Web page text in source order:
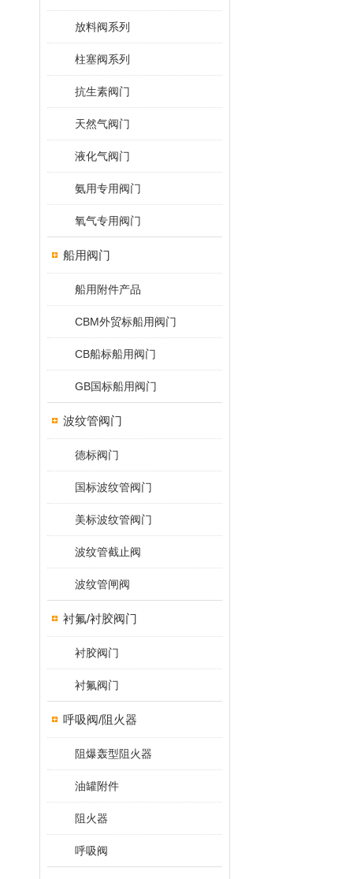
放料阀系列
柱塞阀系列
抗生素阀门
天然气阀门
液化气阀门
氨用专用阀门
氧气专用阀门
船用阀门
船用附件产品
CBM外贸标船用阀门
CB船标船用阀门
GB国标船用阀门
波纹管阀门
德标阀门
国标波纹管阀门
美标波纹管阀门
波纹管截止阀
波纹管闸阀
衬氟/衬胶阀门
衬胶阀门
衬氟阀门
呼吸阀/阻火器
阻爆轰型阻火器
油罐附件
阻火器
呼吸阀